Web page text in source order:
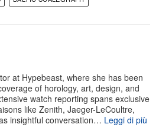
in condizioni di
lucide di ore e minuti,
della minuteria periferica.
sportivo è il
Sellita SW510-M, un calibro
noto per la sua
at Hypebeast, where she has been
of horology, art, design, and
watch reporting spans exclusive
like Zenith, Jaeger-LeCoultre,
insightful conversation… Leggi di più